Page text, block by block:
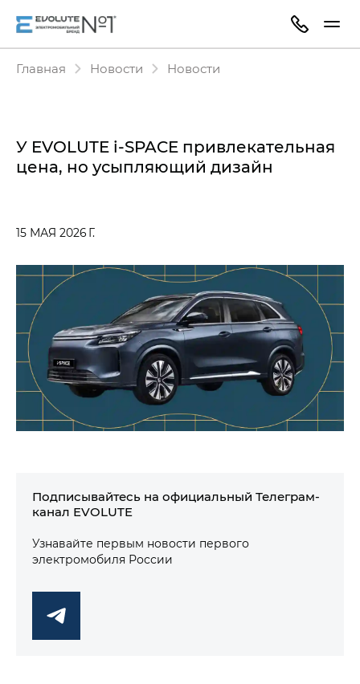
Главная Новости Новости
У EVOLUTE i‑SPACE привлекательная
цена, но усыпляющий дизайн
15 МАЯ 2026 Г.
Подписывайтесь на официальный Телеграм-
канал EVOLUTE
Узнавайте первым новости первого
электромобиля России